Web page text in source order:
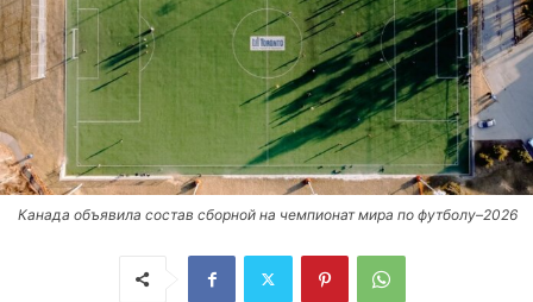
Канада объявила состав сборной на чемпионат мира по футболу–2026